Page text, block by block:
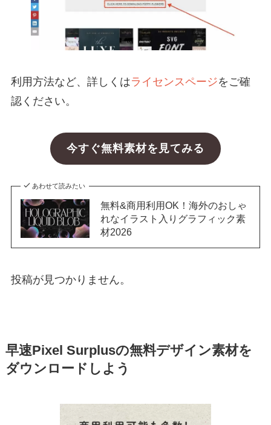
利用方法など、詳しくはライセンスページをご確
認ください。
今すぐ無料素材を見てみる
あわせて読みたい
無料&商用利用OK！海外のおしゃ
れなイラスト入りグラフィック素
材2026
投稿が見つかりません。
早速Pixel Surplusの無料デザイン素材を
ダウンロードしよう